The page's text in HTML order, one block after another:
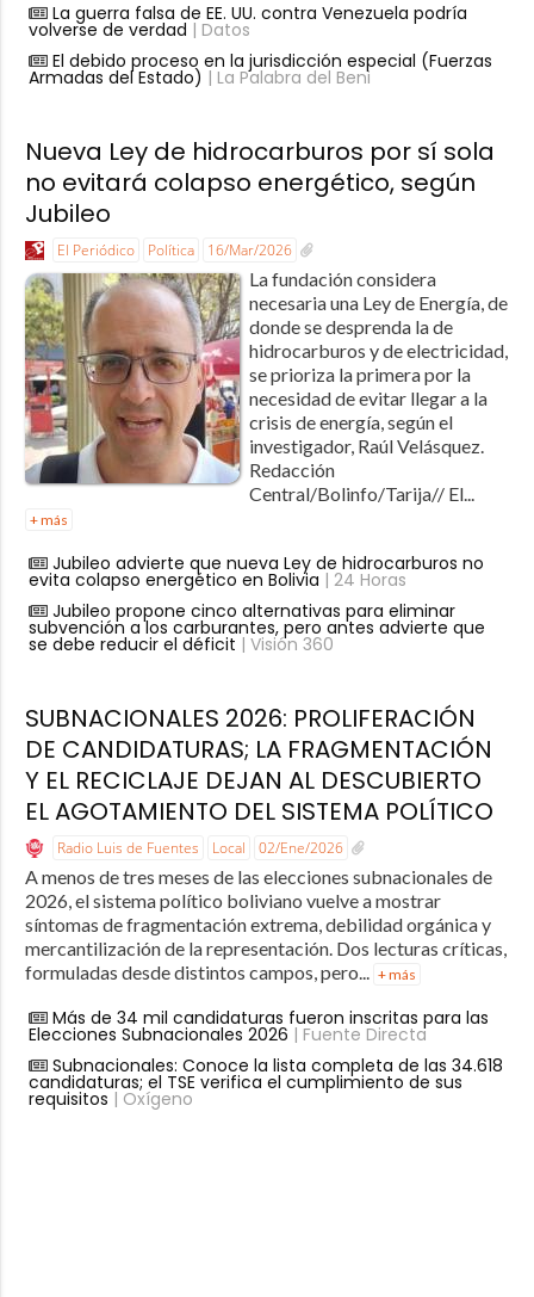
La guerra falsa de EE. UU. contra Venezuela podría
volverse de verdad | Datos
El debido proceso en la jurisdicción especial (Fuerzas
Armadas del Estado) | La Palabra del Beni
Nueva Ley de hidrocarburos por sí sola
no evitará colapso energético, según
Jubileo
El Periódico Política 16/Mar/2026
La fundación considera
necesaria una Ley de Energía, de
donde se desprenda la de
hidrocarburos y de electricidad,
se prioriza la primera por la
necesidad de evitar llegar a la
crisis de energía, según el
investigador, Raúl Velásquez.
Redacción
Central/Bolinfo/Tarija// El...
+ más
Jubileo advierte que nueva Ley de hidrocarburos no
evita colapso energético en Bolivia | 24 Horas
Jubileo propone cinco alternativas para eliminar
subvención a los carburantes, pero antes advierte que
se debe reducir el déficit | Visión 360
SUBNACIONALES 2026: PROLIFERACIÓN
DE CANDIDATURAS; LA FRAGMENTACIÓN
Y EL RECICLAJE DEJAN AL DESCUBIERTO
EL AGOTAMIENTO DEL SISTEMA POLÍTICO
Radio Luis de Fuentes Local 02/Ene/2026
A menos de tres meses de las elecciones subnacionales de
2026, el sistema político boliviano vuelve a mostrar
síntomas de fragmentación extrema, debilidad orgánica y
mercantilización de la representación. Dos lecturas críticas,
formuladas desde distintos campos, pero... + más
Más de 34 mil candidaturas fueron inscritas para las
Elecciones Subnacionales 2026 | Fuente Directa
Subnacionales: Conoce la lista completa de las 34.618
candidaturas; el TSE verifica el cumplimiento de sus
requisitos | Oxígeno